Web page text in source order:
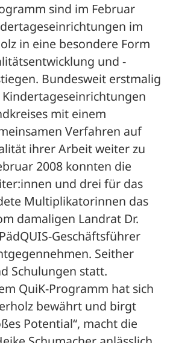
sind im Februar
im
in eine besondere Form
und -
Bundesweit erstmalig
mit einem
Verfahren auf
ihrer Arbeit weiter zu
2008 konnten die
und drei für das
Multiplikatorinnen das
damaligen Landrat Dr.
Geschäftsführer
Seither
Schulungen statt.
QuiK-Programm hat sich
bewährt und birgt
Potential“, macht die